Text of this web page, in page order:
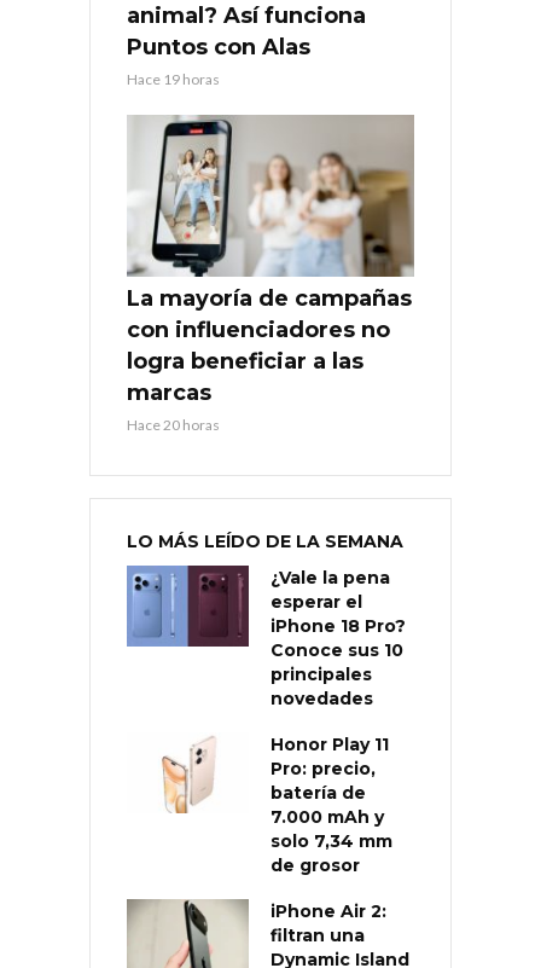
animal? Así funciona
Puntos con Alas
Hace 19 horas
La mayoría de campañas
con influenciadores no
logra beneficiar a las
marcas
Hace 20 horas
LO MÁS LEÍDO DE LA SEMANA
¿Vale la pena
esperar el
iPhone 18 Pro?
Conoce sus 10
principales
novedades
Honor Play 11
Pro: precio,
batería de
7.000 mAh y
solo 7,34 mm
de grosor
iPhone Air 2:
filtran una
Dynamic Island